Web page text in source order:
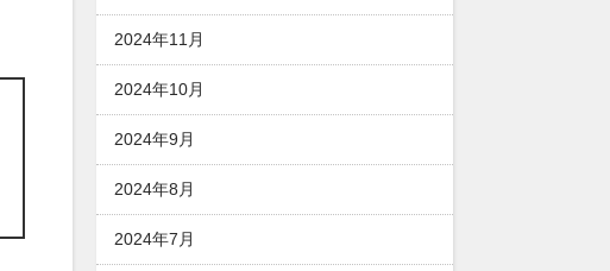
2024年11月
2024年10月
2024年9月
2024年8月
2024年7月